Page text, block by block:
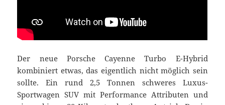
Der neue Porsche Cayenne Turbo E-Hybrid
kombiniert etwas, das eigentlich nicht möglich sein
sollte. Ein rund 2,5 Tonnen schweres Luxus-
Sportwagen SUV mit Performance Attributen und